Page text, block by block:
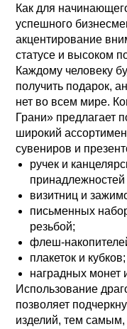
Как для
успешного
акцентирование
статусе и высоком
Каждому человеку
получить подарок,
нет во всем мире.
Грани» предлагает
широкий
сувениров и
ручек и
принадлежностей
визитниц и
письменных
резьбой;
флеш-
плакеток и кубков;
наградных монет
Использование
позволяет
изделий, тем